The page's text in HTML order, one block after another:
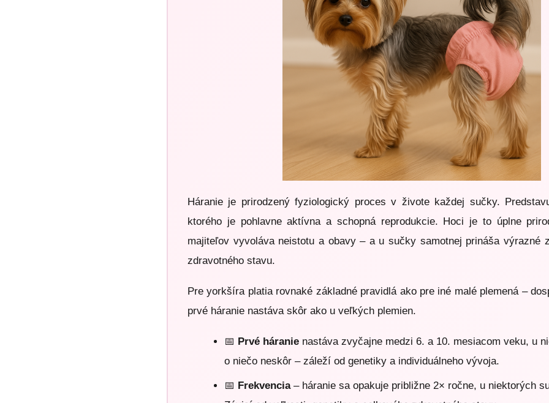
Háranie je prirodzený fyziologický proces v živote každej sučky.
ktorého je pohlavne aktívna a schopná reprodukcie. Hoci je to úplne
majiteľov vyvoláva neistotu a obavy – a u sučky samotnej prináša výrazné
zdravotného stavu.
Pre yorkšíra platia rovnaké základné pravidlá ako pre iné malé plemená –
prvé háranie nastáva skôr ako u veľkých plemien.
📅 Prvé háranie nastáva zvyčajne medzi 6. a 10. mesiacom veku, u
o niečo neskôr – záleží od genetiky a individuálneho vývoja.
📅 Frekvencia– háranie sa opakuje približne 2× ročne, u niektorých